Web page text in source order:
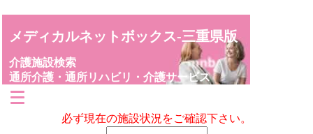
メディカルネットボックス-三重県版
介護施設検索
通所介護・通所リハビリ・介護サービス
必ず現在の施設状況をご確認下さい。